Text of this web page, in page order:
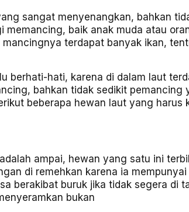
sangat menyenangkan, bahkan
memancing, baik anak muda atau
terdapat banyak ikan,
berhati-hati, karena di dalam laut
bahkan tidak sedikit pemancing
beberapa hewan laut yang
ampai, hewan yang satu ini
di remehkan karena ia
berakibat buruk jika tidak segera di
bukan